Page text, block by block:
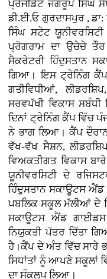
ਪ੍ਰੈਜੀਡੈਂਟ ਜਗਰੂਪ ਸਿੰਘ
ਡੀ.ਈ.ਓ ਗੁਰਦਾਸਪੁਰ ,
ਸਿੰਘ ਸਟੇਟ
ਪ੍ਰੋਗਰਾਮ ਦਾ ਉਚੇਚੇ
ਸੈਕਰੇਟਰੀ ਹਿੰਦੁਸਤਾਨ
ਗਿਆ। ਇਸ ਟ੍ਰੇਨਿੰਗ
ਗਤੀਵਿਧੀਆਂ,
ਸਰਵਪੱਖੀ ਵਿਕਾਸ
ਦਿਨਾਂ ਟ੍ਰੇਨਿੰਗ ਕੈਂਪ ਵਿੱਚ
ਨੇ ਭਾਗ ਲਿਆ। ਕੈਂਪ
ਵੱਖ-ਵੱਖ ਸੈਸ਼ਨ,
ਵਿਅਕਤੀਗਤ ਵਿਕਾਸ
ਯੂਨੀਵਰਸਿਟੀ ਦੇ
ਹਿੰਦੁਸਤਾਨ ਸਕਾਊਟਸ
ਪਬਲਿਕ ਸਕੂਲ ਮੱਲੀਆਂ ਦੇ
ਸਕਾਊਟਸ ਐਂਡ
ਨਿਯੁਕਤੀ ਪੱਤਰ ਦਿੱਤਾ
ਹੈ।ਕੈਂਪ ਦੇ ਅੰਤ ਵਿੱਚ ਸਾਰੇ
ਸਿਧਾਂਤਾਂ ਨੂੰ ਆਪਣੇ ਸਕੂਲਾਂ
ਦਾ ਸੰਕਲਪ ਲਿਆ।